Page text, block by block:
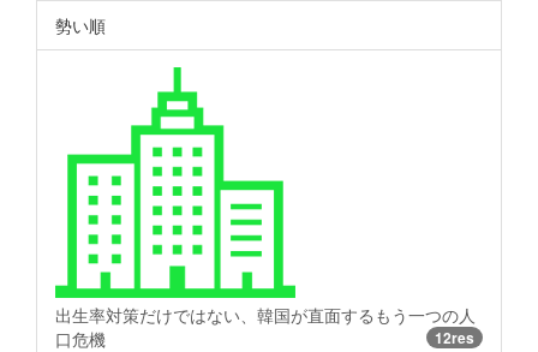
勢い順
出生率対策だけではない、韓国が直面するもう一つの人
口危機
12res